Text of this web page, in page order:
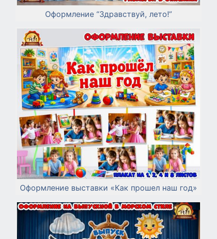
Оформление “Здравствуй, лето!”
Оформление выставки «Как прошел наш год»